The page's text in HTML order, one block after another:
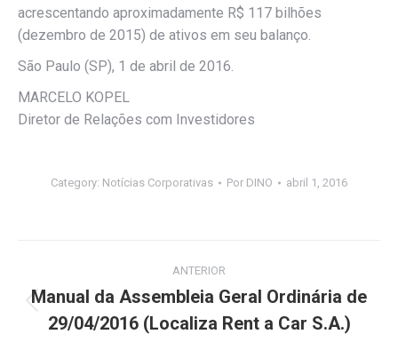
acrescentando aproximadamente R$ 117 bilhões
(dezembro de 2015) de ativos em seu balanço.
São Paulo (SP), 1 de abril de 2016.
MARCELO KOPEL
Diretor de Relações com Investidores
Category: Notícias Corporativas Por DINO abril 1, 2016
de
post:
ANTERIOR
anterior:
Manual da Assembleia Geral Ordinária de
29/04/2016 (Localiza Rent a Car S.A.)